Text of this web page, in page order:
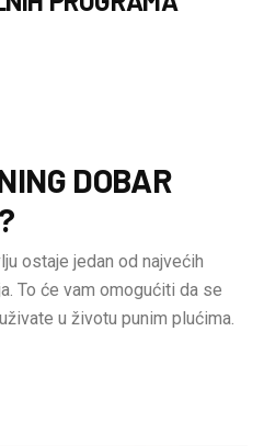
DOBAR
ostaje jedan od najvećih
To će vam omogućiti da se
u životu punim plućima.